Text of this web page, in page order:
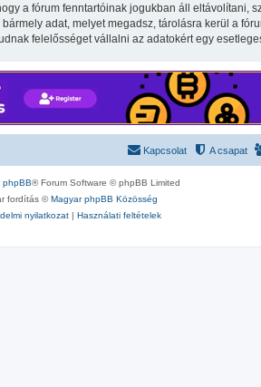
a fórum fenntartóinak jogukban áll eltávolítani,
adat, melyet megadsz, tárolásra kerül a
felelősséget vállalni az adatokért egy
A csapat
Kapcsolat
phpBB® Forum Software © phpBB Limited
fordítás ©Magyar phpBB Közösség
nyilatkozat| Használati feltételek